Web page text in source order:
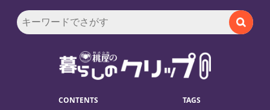
CONTENTS TAGS